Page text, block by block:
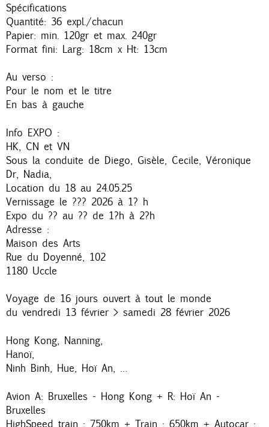
Spécifications
Quantité: 36 expl./chacun
Papier: min. 120gr et max. 240gr
Format fini: Larg: 18cm x Ht: 13cm
Au verso :
Pour le nom et le titre
En bas à gauche
Info EXPO :
HK, CN et VN
Sous la conduite de Diego, Gisèle, Cecile, Véronique
Dr, Nadia,
Location du 18 au 24.05.25
Vernissage le ??? 2026 à 1? h
Expo du ?? au ?? de 1?h à 2?h
Adresse :
Maison des Arts
Rue du Doyenné, 102
1180 Uccle
Voyage de 16 jours ouvert à tout le monde
du vendredi 13 février > samedi 28 février 2026
Hong Kong, Nanning,
Hanoï,
Ninh Binh, Hue, Hoï An, …
Avion A: Bruxelles - Hong Kong + R: Hoï An -
Bruxelles
HighSpeed train : 750km + Train : 650km + Autocar :